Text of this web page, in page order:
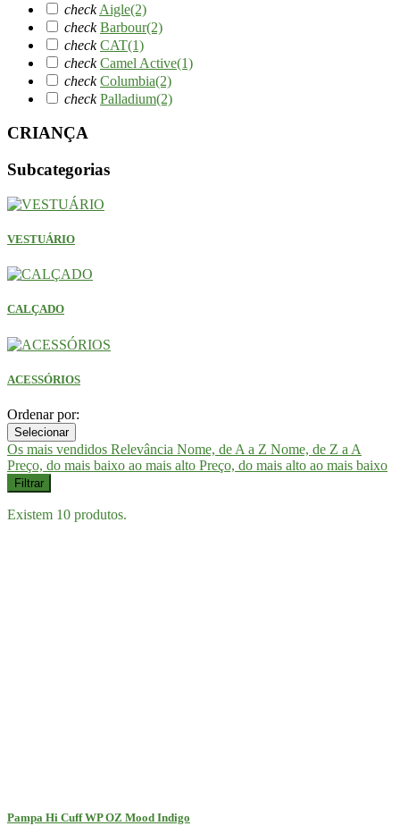
check Aigle(2)
check Barbour(2)
check CAT(1)
check Camel Active(1)
check Columbia(2)
check Palladium(2)
CRIANÇA
Subcategorias
VESTUÁRIO
CALÇADO
ACESSÓRIOS
Ordenar por:
Selecionar
Os mais vendidos Relevância Nome, de A a Z Nome, de Z a A
Preço, do mais baixo ao mais alto Preço, do mais alto ao mais baixo
Filtrar
Existem 10 produtos.
Pampa Hi Cuff WP OZ Mood Indigo